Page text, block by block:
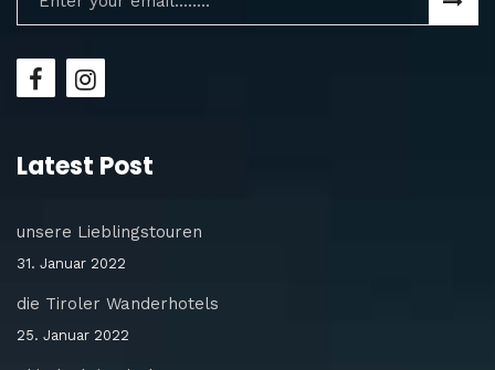
Latest Post
unsere Lieblingstouren
31. Januar 2022
die Tiroler Wanderhotels
25. Januar 2022